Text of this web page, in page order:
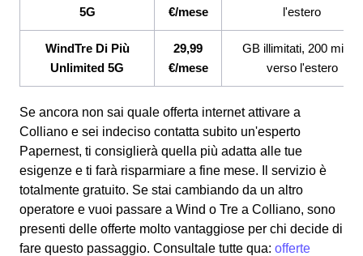
5G
€/mese
l'estero
WindTre Di Più
Unlimited 5G
29,99
€/mese
GB illimitati, 200 minuti
verso l'estero
Se ancora non sai quale offerta internet attivare a
Colliano e sei indeciso contatta subito un'esperto
Papernest, ti consiglierà quella più adatta alle tue
esigenze e ti farà risparmiare a fine mese. Il servizio è
totalmente gratuito. Se stai cambiando da un altro
operatore e vuoi passare a Wind o Tre a Colliano, sono
presenti delle offerte molto vantaggiose per chi decide di
fare questo passaggio. Consultale tutte qua: offerte